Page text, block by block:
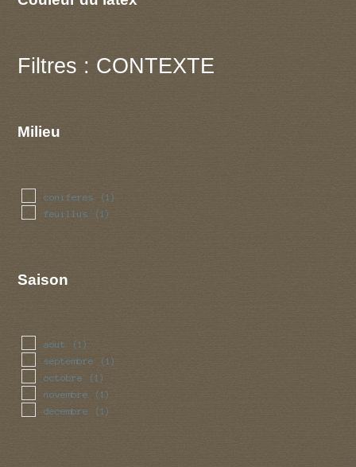
Filtres : CONTEXTE
Milieu
coniferes (1)
feuillus (1)
Saison
aout (1)
septembre (1)
octobre (1)
novembre (1)
decembre (1)